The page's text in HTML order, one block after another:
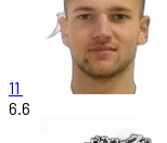
11
6.6